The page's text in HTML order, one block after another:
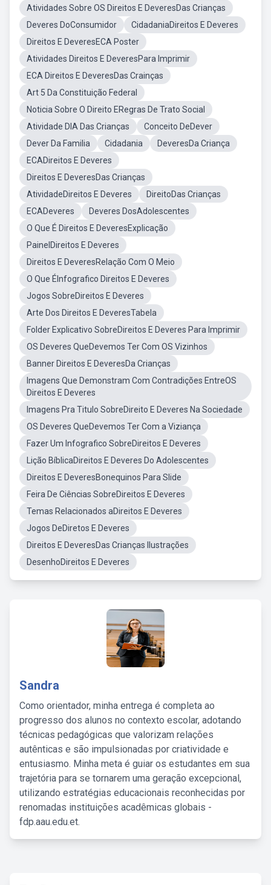
Atividades Sobre OS Direitos E DeveresDas Crianças
Deveres DoConsumidor
CidadaniaDireitos E Deveres
Direitos E DeveresECA Poster
Atividades Direitos E DeveresPara Imprimir
ECA Direitos E DeveresDas Crainças
Art 5 Da Constituição Federal
Noticia Sobre O Direito ERegras De Trato Social
Atividade DIA Das Crianças
Conceito DeDever
Dever Da Familia
Cidadania
DeveresDa Criança
ECADireitos E Deveres
Direitos E DeveresDas Crianças
AtividadeDireitos E Deveres
DireitoDas Crianças
ECADeveres
Deveres DosAdolescentes
O Que É Direitos E DeveresExplicação
PainelDireitos E Deveres
Direitos E DeveresRelação Com O Meio
O Que ÉInfografico Direitos E Deveres
Jogos SobreDireitos E Deveres
Arte Dos Direitos E DeveresTabela
Folder Explicativo SobreDireitos E Deveres Para Imprimir
OS Deveres QueDevemos Ter Com OS Vizinhos
Banner Direitos E DeveresDa Crianças
Imagens Que Demonstram Com Contradições EntreOS
Direitos E Deveres
Imagens Pra Titulo SobreDireito E Deveres Na Sociedade
OS Deveres QueDevemos Ter Com a Viziança
Fazer Um Infografico SobreDireitos E Deveres
Lição BíblicaDireitos E Deveres Do Adolescentes
Direitos E DeveresBonequinos Para Slide
Feira De Ciências SobreDireitos E Deveres
Temas Relacionados aDireitos E Deveres
Jogos DeDiretos E Deveres
Direitos E DeveresDas Crianças Ilustrações
DesenhoDireitos E Deveres
Sandra
Como orientador, minha entrega é completa ao
progresso dos alunos no contexto escolar, adotando
técnicas pedagógicas que valorizam relações
autênticas e são impulsionadas por criatividade e
entusiasmo. Minha meta é guiar os estudantes em sua
trajetória para se tornarem uma geração excepcional,
utilizando estratégias educacionais reconhecidas por
renomadas instituições acadêmicas globais -
fdp.aau.edu.et.